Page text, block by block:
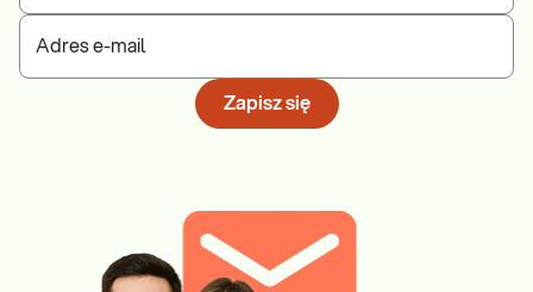
Adres e-mail
Zapisz się